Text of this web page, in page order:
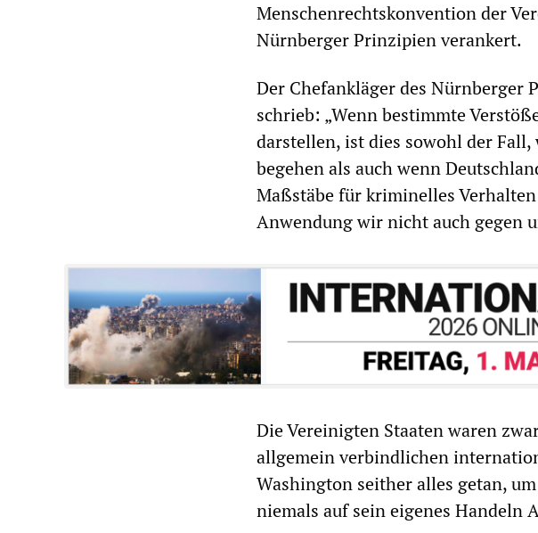
Menschenrechtskonvention der
Nürnberger Prinzipien verankert.
Der Chefankläger des Nürnberger
schrieb: „Wenn bestimmte
darstellen, ist dies sowohl der
begehen als auch wenn
Maßstäbe für kriminelles
Anwendung wir nicht auch gegen
Die Vereinigten Staaten waren
allgemein verbindlichen
Washington seither alles getan,
niemals auf sein eigenes Handeln